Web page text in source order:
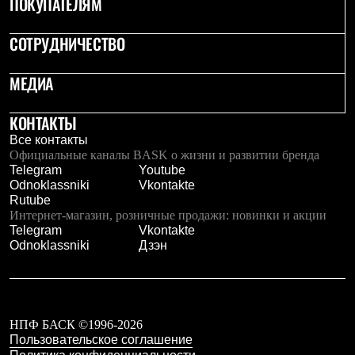
Брюки
Софтшелл одежда
Куртки
Флисовая одежда
Брюки
Жилеты
Термобелье
Комплект термобелья
Снаряжение
Палатки и тенты
Палатки
Тенты
Аксессуары для палаток
Рюкзаки
Экспедиционные
Спальные мешки
Пуховые
Комбинированные
СОТРУДНИЧЕСТВО
МЕДИА
КОНТАКТЫ
Все контакты
Официальные каналы BASK о жизни и развитии бренда
Telegram
Youtube
Odnoklassniki
Vkontakte
Rutube
Интернет-магазин, розничные продажи: новинки и акции
Telegram
Vkontakte
Odnoklassniki
Дзэн
НПФ БАСК ©1996-2026
Пользовательское соглашение